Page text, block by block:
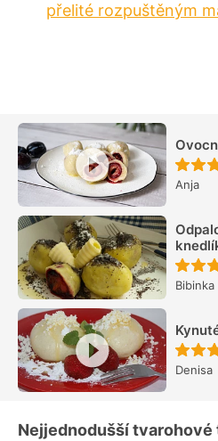
přelité rozpuštěným
Anja
Bibinka
Denisa
Nejjednodušší tvarohové